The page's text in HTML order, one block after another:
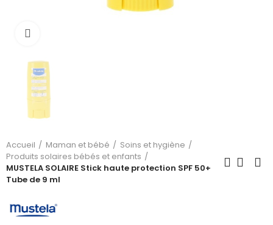
Accueil Maman et bébé
Soins et hygiène
Produits solaires bébés et enfants
MUSTELA SOLAIRE Stick haute protection SPF 50+
Tube de 9 ml